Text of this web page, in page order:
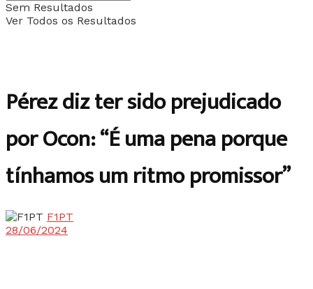
Sem Resultados
Ver Todos os Resultados
Pérez diz ter sido prejudicado
por Ocon: “É uma pena porque
tínhamos um ritmo promissor”
F1PT
28/06/2024